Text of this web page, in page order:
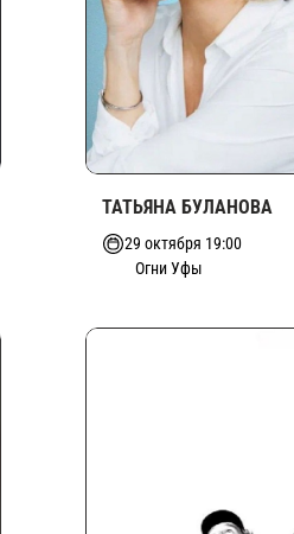
ТАТЬЯНА БУЛАНОВА
29 октября 19:00
Огни Уфы